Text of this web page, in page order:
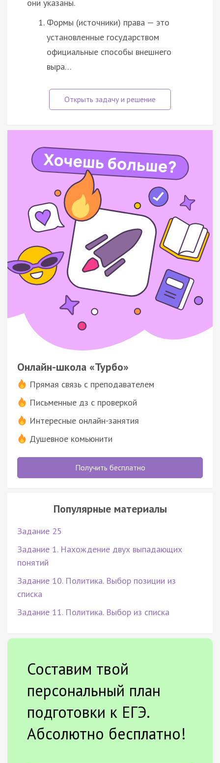
они указаны.
Формы (источники) права — это
установленные государством
официальные способы внешнего
выра…
Онлайн-школа «Турбо»
Прямая связь с преподавателем
Письменные дз с проверкой
Интересные онлайн-занятия
Душевное комьюнити
Получить бесплатно
Популярные материалы
Задание 25
Задание 1. Нахождение двух выпадающих
понятий
Задание 10. Политика. Выбор позиции из
списка
Задание 11. Политика. Выбор из списка
Составим твой
персональный план
подготовки к ЕГЭ.
Абсолютно бесплатно!